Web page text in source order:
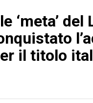
‘meta’
il titolo